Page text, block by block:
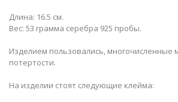
Длина: 16.5 см.
Вес: 53 грамма серебра 925 пробы.
Изделием пользовались, многочисленные
потертости.
На изделии стоят следующие клейма: